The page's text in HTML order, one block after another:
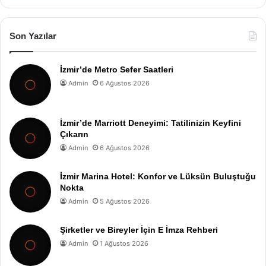
Son Yazılar
İzmir’de Metro Sefer Saatleri
Admin 6 Ağustos 2026
İzmir’de Marriott Deneyimi: Tatilinizin Keyfini
Çıkarın
Admin 6 Ağustos 2026
İzmir Marina Hotel: Konfor ve Lüksün Buluştuğu
Nokta
Admin 5 Ağustos 2026
Şirketler ve Bireyler İçin E İmza Rehberi
Admin 1 Ağustos 2026